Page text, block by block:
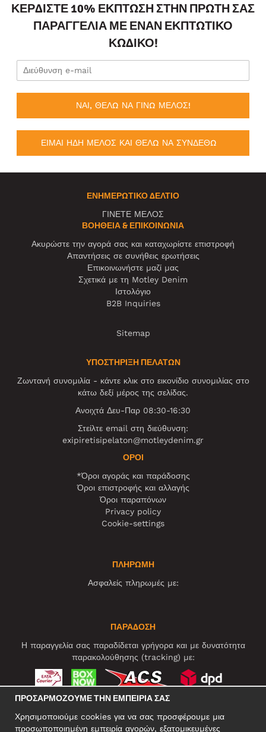
ΚΕΡΔΊΣΤΕ 10% ΈΚΠΤΩΣΗ ΣΤΗΝ ΠΡΏΤΗ ΣΑΣ
ΠΑΡΑΓΓΕΛΊΑ ΜΕ ΈΝΑΝ ΕΚΠΤΩΤΙΚΌ
ΚΩΔΙΚΌ!
ΝΑΙ, ΘΕΛΩ ΝΑ ΓΙΝΩ ΜΕΛΟΣ!
ΕΙΜΑΙ ΗΔΗ ΜΕΛΟΣ ΚΑΙ ΘΕΛΩ ΝΑ ΣΥΝΔΕΘΩ
ΕΝΗΜΕΡΩΤΙΚΌ ΔΕΛΤΊΟ
ΓΙΝΕΤΕ ΜΕΛΟΣ
ΒΟΉΘΕΙΑ & ΕΠΙΚΟΙΝΩΝΊΑ
Ακυρώστε την αγορά σας και καταχωρίστε επιστροφή
Απαντήσεις σε συνήθεις ερωτήσεις
Επικοινωνήστε μαζί μας
Σχετικά με τη Motley Denim
Ιστολόγιο
B2B Inquiries
Sitemap
ΥΠΟΣΤΗΡΙΞΗ ΠΕΛΑΤΩΝ
Ζωντανή συνομιλία - κάντε κλικ στο εικονίδιο συνομιλίας στο
κάτω δεξί μέρος της σελίδας.
Ανοιχτά Δευ-Παρ 08:30-16:30
Στείλτε email στη διεύθυνση:
exipiretisipelaton@motleydenim.gr
ΌΡΟΙ
*Όροι αγοράς και παράδοσης
Όροι επιστροφής και αλλαγής
Όροι παραπόνων
Privacy policy
Cookie-settings
ΠΛΗΡΩΜΗ
Ασφαλείς πληρωμές με:
ΠΑΡΑΔΟΣΗ
Η παραγγελία σας παραδίδεται γρήγορα και με δυνατότητα
παρακολούθησης (tracking) με:
ΠΡΟΣΑΡΜΌΖΟΥΜΕ ΤΗΝ ΕΜΠΕΙΡΊΑ ΣΑΣ
Χρησιμοποιούμε cookies για να σας προσφέρουμε μια
προσωποποιημένη εμπειρία αγορών, εξατομικευμένες